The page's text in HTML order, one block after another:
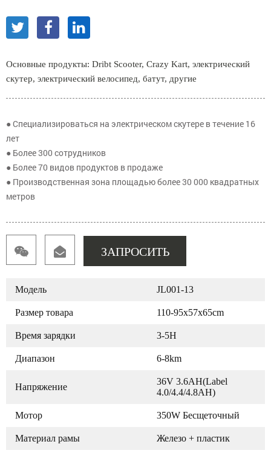
Основные продукты: Dribt Scooter, Crazy Kart, электрический
скутер, электрический велосипед, батут, другие
● Специализироваться на электрическом скутере в течение 16
лет
● Более 300 сотрудников
● Более 70 видов продуктов в продаже
● Производственная зона площадью более 30 000 квадратных
метров
ЗАПРОСИТЬ
Модель JL001-13
Размер товара 110-95x57x65cm
Время зарядки 3-5H
Диапазон 6-8km
Напряжение
36V 3.6AH(Label
4.0/4.4/4.8AH)
Мотор 350W Бесщеточный
Материал рамы Железо + пластик